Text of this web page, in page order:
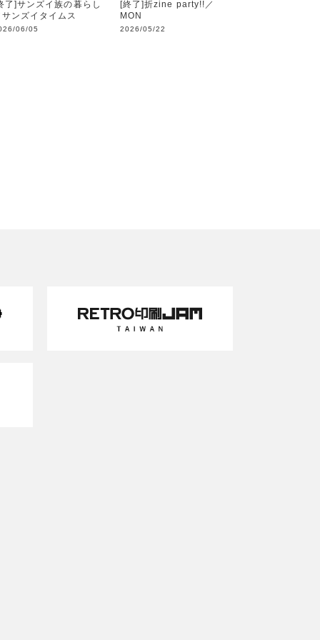
了]サンズイ族の暮らし
サンズイタイムス
06/05
[終了]折zine party!!／
MON
2026/05/22